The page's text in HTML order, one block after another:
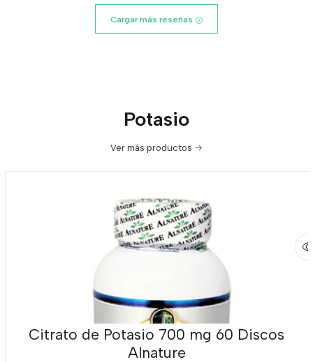
Cargar más reseñas
Potasio
Ver más productos
Citrato de Potasio 700 mg 60 Discos
Alnature